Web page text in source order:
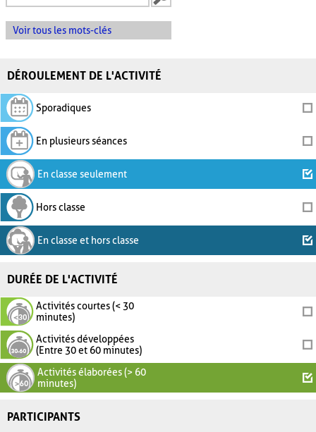
Voir tous les mots-clés
DÉROULEMENT DE L'ACTIVITÉ
Sporadiques
En plusieurs séances
En classe seulement
Hors classe
En classe et hors classe
DURÉE DE L'ACTIVITÉ
Activités courtes (< 30
minutes)
Activités développées
(Entre 30 et 60 minutes)
Activités élaborées (> 60
minutes)
PARTICIPANTS